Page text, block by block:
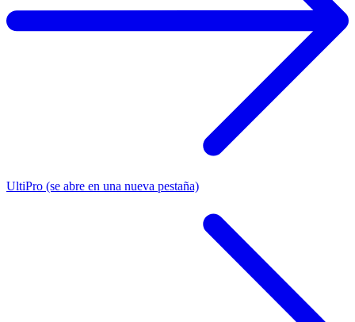
UltiPro (se abre en una nueva pestaña)